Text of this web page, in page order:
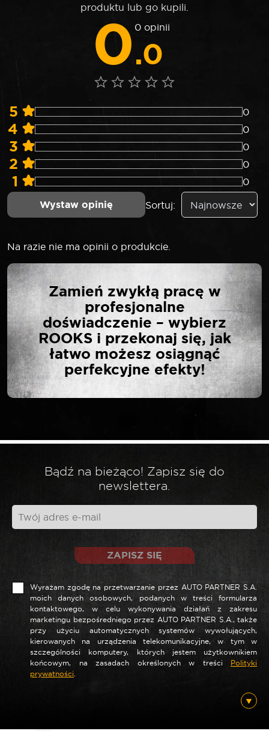
produktu lub go kupili.
0.0
0 opinii
5 0
4 0
3 0
2 0
1 0
Wystaw opinię Sortuj:
Na razie nie ma opinii o produkcie.
NAPISZ PIERWSZĄ
OPINIĘ O „ROOKS LONG
BIT 10 MM 3/8″ TORX T55
X 75 MM S2 2 SZT”
Twój adres email nie zostanie opublikowany.
Wymagane pola są oznaczone
*
Twoja opinia*
Nazwa *
E-mail*
Zamień zwykłą pracę w
profesjonalne
doświadczenie – wybierz
ROOKS i przekonaj się, jak
łatwo możesz osiągnąć
perfekcyjne efekty!
Bądź na bieżąco! Zapisz się do
newslettera.
ZAPISZ SIĘ
Wyrażam zgodę na przetwarzanie przez AUTO PARTNER S.A.
moich danych osobowych, podanych w treści formularza
kontaktowego, w celu wykonywania działań z zakresu
marketingu bezpośredniego przez AUTO PARTNER S.A., także
przy użyciu automatycznych systemów wywołujących,
kierowanych na urządzenia telekomunikacyjne, w tym w
szczególności komputery, których jestem użytkownikiem
końcowym, na zasadach określonych w treści Polityki
prywatności.